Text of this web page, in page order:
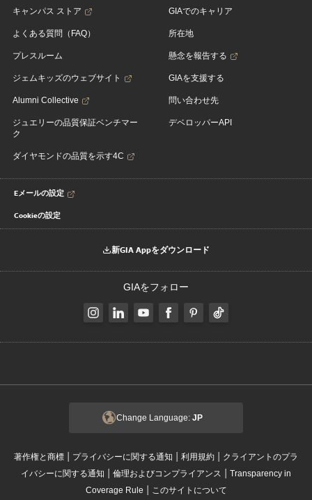
キャンパス ストア
よくある質問（FAQ）
プレスルーム
ジェムキッズのウェブサイト
Alumni Collective
ジュエリーの品質保証ベンチマー
ク
ダイヤモンドの品質を示す4C
GIAでのキャリア
所在地
懸念を報告する
GIAを支援する
問い合わせ先
デベロッパーAPI
Eメールの設定
Cookieの設定
新GIA Appをダウンロード
GIAをフォロー
Change Language: JP
著作権と商標 | プライバシーに関する通知 | 利用規約 | クライアントのプラ
イバシーに関する通知 | 倫理およびコンプライアンス | Transparency in
Coverage Rule | このサイトについて